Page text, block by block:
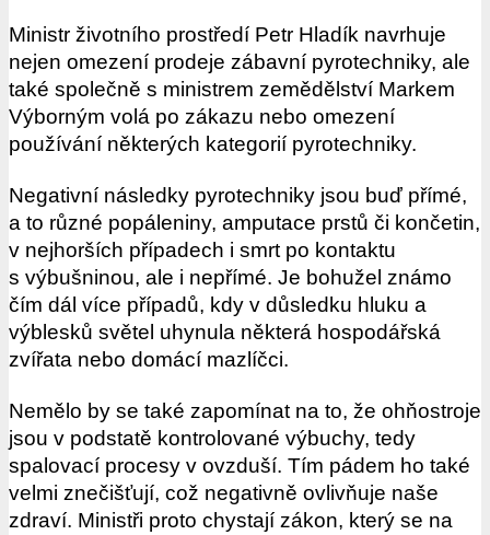
Ministr životního prostředí Petr Hladík navrhuje
nejen omezení prodeje zábavní pyrotechniky, ale
také společně s ministrem zemědělství Markem
Výborným volá po zákazu nebo omezení
používání některých kategorií pyrotechniky.
Negativní následky pyrotechniky jsou buď přímé,
a to různé popáleniny, amputace prstů či končetin,
v nejhorších případech i smrt po kontaktu
s výbušninou, ale i nepřímé. Je bohužel známo
čím dál více případů, kdy v důsledku hluku a
výblesků světel uhynula některá hospodářská
zvířata nebo domácí mazlíčci.
Nemělo by se také zapomínat na to, že ohňostroje
jsou v podstatě kontrolované výbuchy, tedy
spalovací procesy v ovzduší. Tím pádem ho také
velmi znečišťují, což negativně ovlivňuje naše
zdraví. Ministři proto chystají zákon, který se na